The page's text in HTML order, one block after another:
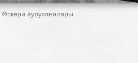
Әскери ауруханалары